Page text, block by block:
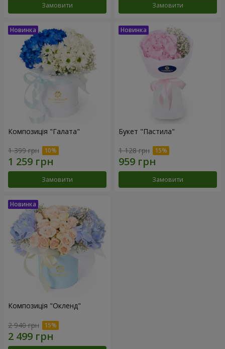
Замовити Замовити
Композиція "Галата"
1 399 грн
Замовити
Букет "Пастила"
1 128 грн
Замовити
Композиція "Окленд"
2 940 грн